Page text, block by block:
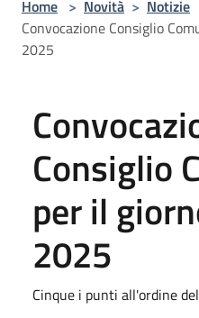
Home > Novità > Notizie
Convocazione Consiglio
2025
Consiglio
per il
2025
Cinque i punti all'ordine